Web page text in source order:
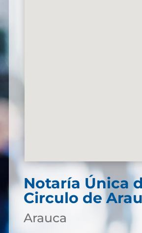
Notaría Única
Circulo de
Arauca